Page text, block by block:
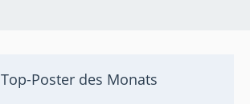
Top-Poster des Monats